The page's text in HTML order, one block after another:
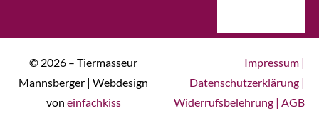
© 2026 – Tiermasseur
Mannsberger | Webdesign
von einfachkiss
Impressum |
Datenschutzerklärung |
Widerrufsbelehrung | AGB